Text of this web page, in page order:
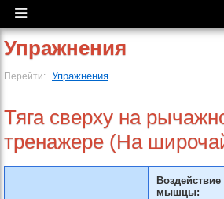
Упражнения
Перейти: Упражнения
Тяга сверху на
тренажере (На
Воздействие
мышцы: